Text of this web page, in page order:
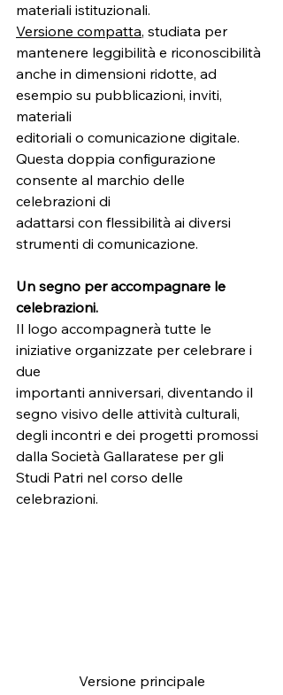
materiali istituzionali.
Versione compatta, studiata per
mantenere leggibilità e riconoscibilità
anche in dimensioni ridotte, ad
esempio su pubblicazioni, inviti,
materiali
editoriali o comunicazione digitale.
Questa doppia configurazione
consente al marchio delle
celebrazioni di
adattarsi con flessibilità ai diversi
strumenti di comunicazione.
Un segno per accompagnare le
celebrazioni.
Il logo accompagnerà tutte le
iniziative organizzate per celebrare i
due
importanti anniversari, diventando il
segno visivo delle attività culturali,
degli incontri e dei progetti promossi
dalla Società Gallaratese per gli
Studi Patri nel corso delle
celebrazioni.
Versione principale